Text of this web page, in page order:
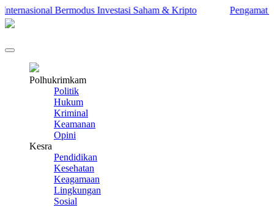
Bermodus Investasi Saham & Kripto Pengamat
Polhukrimkam
Politik
Hukum
Kriminal
Keamanan
Opini
Kesra
Pendidikan
Kesehatan
Keagamaan
Lingkungan
Sosial